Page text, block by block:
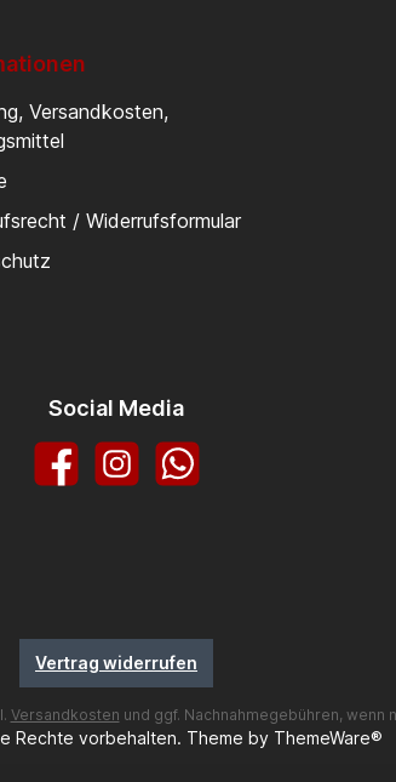
Versandkosten,
/ Widerrufsformular
Social Media
FacebookInstagramWhatsApp
Vertrag widerrufen
Versandkosten und ggf. Nachnahmegebühren, wenn
Rechte vorbehalten. Theme by ThemeWare®